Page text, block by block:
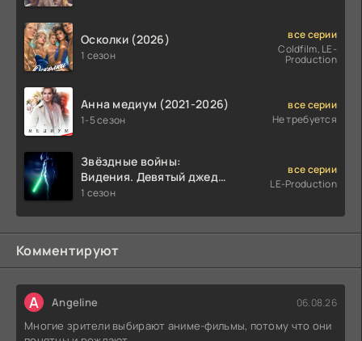
Осколки (2026)
1 сезон
все серии
Coldfilm, LE-
Production
Анна медиум (2021-2026)
1-5 сезон
все серии
Не требуется
Звёздные войны:
Видения. Девятый джедай
(2026)
1 сезон
все серии
LE-Production
Комментируют
A Angeline 06.08.26
Многие зрители выбирают аниме-фильмы, потому что они